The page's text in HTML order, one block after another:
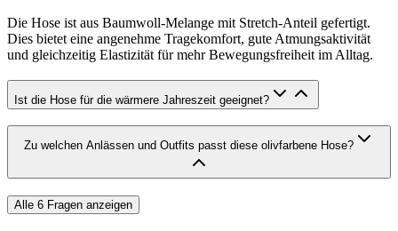
Die Hose ist aus Baumwoll-Melange mit Stretch-Anteil gefertigt.
Dies bietet eine angenehme Tragekomfort, gute Atmungsaktivität
und gleichzeitig Elastizität für mehr Bewegungsfreiheit im Alltag.
Ist die Hose für die wärmere Jahreszeit geeignet?
Zu welchen Anlässen und Outfits passt diese olivfarbene Hose?
Alle 6 Fragen anzeigen